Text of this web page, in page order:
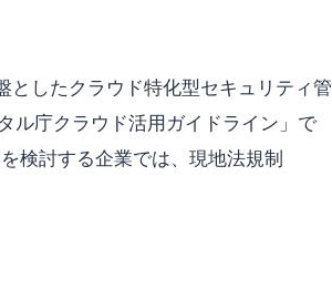
としたクラウド特化型セキュリティ管
ル庁クラウド活用ガイドライン」で
検討する企業では、現地法規制